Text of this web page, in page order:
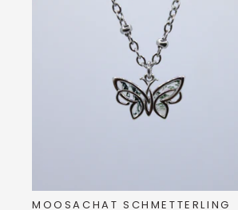
MOOSACHAT SCHMETTERLING